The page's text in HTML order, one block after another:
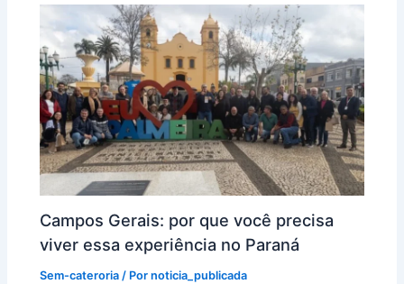
Campos Gerais: por que você precisa
viver essa experiência no Paraná
Sem-cateroria / Pornoticia_publicada